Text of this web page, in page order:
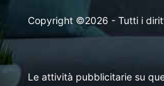
Copyright ©2026 - Tutti i
Le attività pubblicitarie su